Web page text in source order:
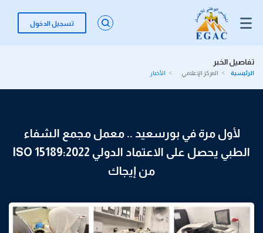
تسجيل الدخول
تفاصيل الخبر
الرئيسية المركز الإعلامي الأخبار
لأول مرة في بورسعيد .. معمل مجمع الشفاء
الطبي يحصل على الاعتماد الدولي ISO 15189:2022
من إيجاك